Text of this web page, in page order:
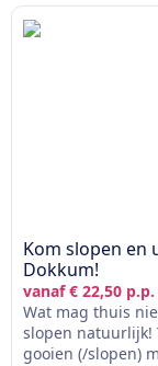
Kom slopen en
Dokkum!
vanaf € 22,50 p.p.
Wat mag thuis
slopen natuurlijk!
gooien (/slopen)